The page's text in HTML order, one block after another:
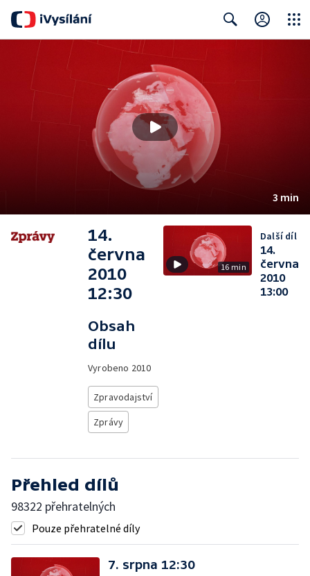
3 min
14.
června
2010
12:30
Obsah
dílu
Vyrobeno 2010
Zpravodajství
Zprávy
16 min
Další díl
14.
června
2010
13:00
Přehled dílů
98322 přehratelných
Pouze přehratelné díly
7. srpna 12:30